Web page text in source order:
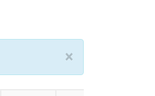
×